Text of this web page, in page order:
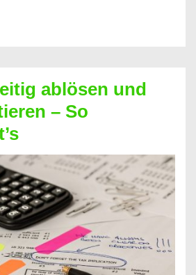
ablösen und
– So